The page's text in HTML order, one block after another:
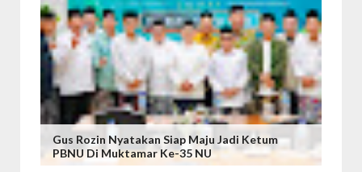
Gus Rozin Nyatakan Siap Maju Jadi Ketum
PBNU Di Muktamar Ke-35 NU